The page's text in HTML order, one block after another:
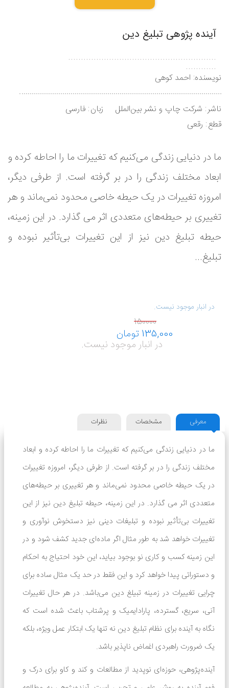
آینده پژوهی تبلیغ دین
..........................................................
............
نویسنده: احمد کوهی
ناشر شرکت چاپ و نشر بین‌الملل زبان فارسی
قطع رقعی
ما در دنیایی زندگی می‌کنیم که تغییرات ما را احاطه کرده و
ابعاد مختلف زندگی را در بر گرفته است. از طرفی دیگر،
امروزه تغییرات در یک حیطه خاصی محدود نمی‌ماند و هر
تغییری بر حیطه‌های متعددی اثر می گذارد. در این زمینه،
حیطه تبلیغ دین نیز از این تغییرات بی‌تأثیر نبوده و
تبلیغ...
در انبار موجود نیست.
در انبار موجود نیست.
معرفی مشخصات نظرات
ما در دنیایی زندگی می‌کنیم که تغییرات ما را احاطه کرده و ابعاد
مختلف زندگی را در بر گرفته است. از طرفی دیگر، امروزه تغییرات
در یک حیطه خاصی محدود نمی‌ماند و هر تغییری بر حیطه‌های
متعددی اثر می گذارد. در این زمینه، حیطه تبلیغ دین نیز از این
تغییرات بی‌تأثیر نبوده و تبلیغات دینی نیز دستخوش نوآوری و
تغییرات خواهد شد به طور مثال اگر ماده‌ای جدید کشف شود و در
این زمینه کسب و کاری نو بوجود بیاید، این خود احتیاج به احکام
و دستوراتی پیدا خواهد کرد و این فقط در حد یک مثال ساده برای
چرایی تغییرات در زمینه تبیلغ دین می‌باشد. در هر حال تغییرات
آنی، سریع، گسترده، پارادایمیک و پرشتاب باعث شده است که
نگاه به آینده برای نظام تبلیغ دین نه تنها یک ابتکار عمل ویژه، بلکه
یک ضرورت راهبردی اغماض ناپذیر باشد.
آینده‌پژوهی، حوزه‌ای نوپدید از مطالعات و کند و کاو برای درک و